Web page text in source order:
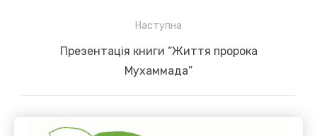
Наступна
Презентація книги “Життя пророка
Мухаммада”